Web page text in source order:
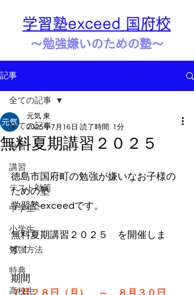
学習塾exceed 国府校
​​～勉強嫌いのための塾～
記事
全ての記事
自習
講習
テスト対策
中学生
小学生
勉強方法
特典
高校生
全ての記事
無料夏期講習２０２５
元気 東
2025年7月16日 読了時間: 1分
徳島市国府町の勉強が嫌いなお子様の
ための塾
学習塾exceedです。
無料夏期講習２０２５　を開催しま
す！
期間